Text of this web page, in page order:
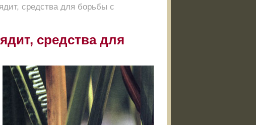
средства для борьбы с
средства для